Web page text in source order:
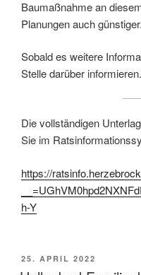
Baumaßnahme an
Planungen auch günstiger.
Sobald es weitere
Stelle darüber informieren.
Die vollständigen
Sie im
https://
h-Y
VERÖFFENTLICHT
AM
25. APRIL 2022